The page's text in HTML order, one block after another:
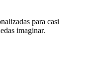
para casi
imaginar.